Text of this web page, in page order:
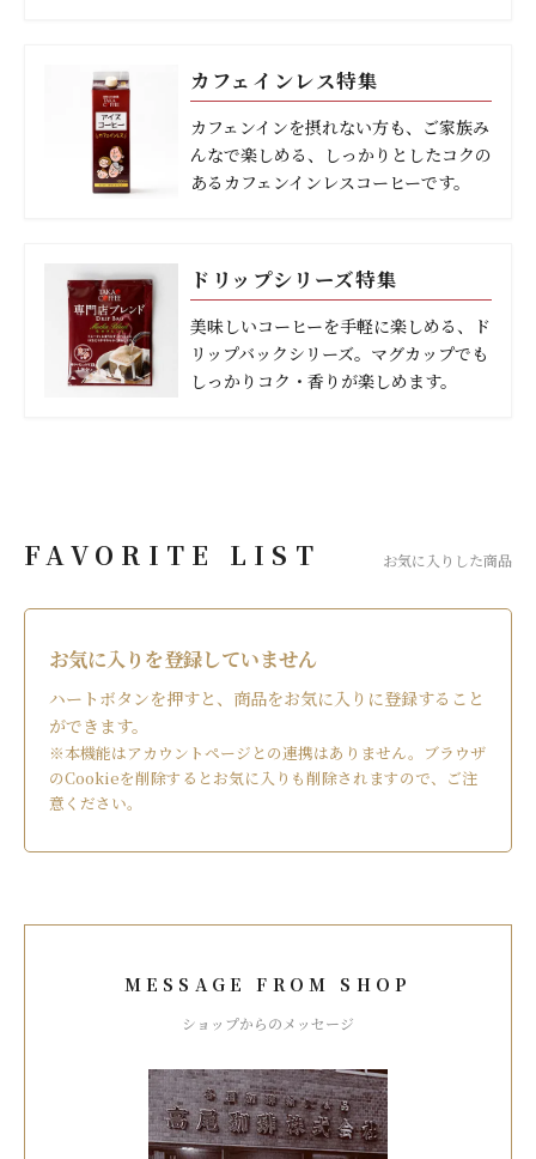
カフェインレス特集
カフェンインを摂れない方も、ご家族み
んなで楽しめる、しっかりとしたコクの
あるカフェンインレスコーヒーです。
ドリップシリーズ特集
美味しいコーヒーを手軽に楽しめる、ド
リップバックシリーズ。マグカップでも
しっかりコク・香りが楽しめます。
FAVORITE LIST お気に入りした商品
お気に入りを登録していません
ハートボタンを押すと、商品をお気に入りに登録すること
ができます。
※本機能はアカウントページとの連携はありません。ブラウザ
のCookieを削除するとお気に入りも削除されますので、ご注
意ください。
MESSAGE FROM SHOP
ショップからのメッセージ